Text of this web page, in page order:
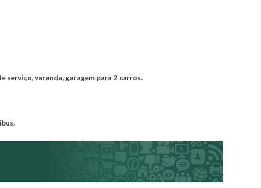
serviço, varanda, garagem para 2 carros.